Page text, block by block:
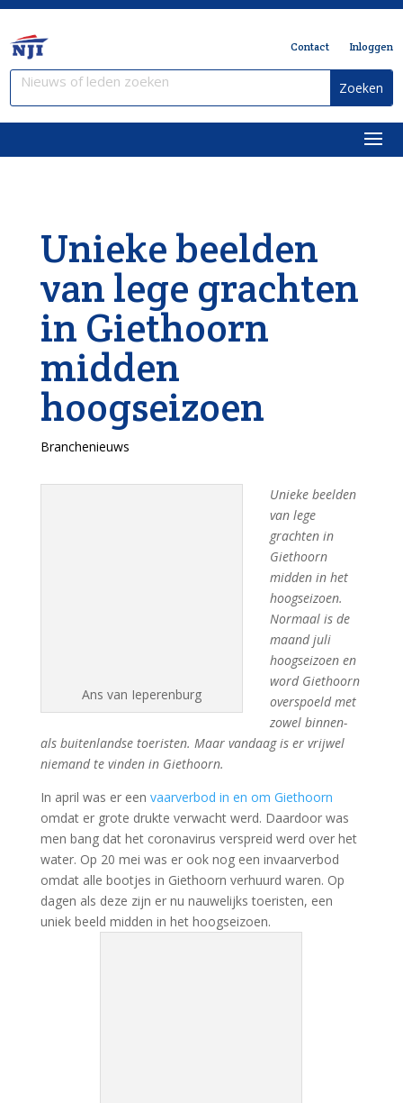
Contact Inloggen
Unieke beelden
van lege grachten
in Giethoorn
midden
hoogseizoen
Branchenieuws
Ans van Ieperenburg
Unieke beelden
van lege
grachten in
Giethoorn
midden in het
hoogseizoen.
Normaal is de
maand juli
hoogseizoen en
word Giethoorn
overspoeld met
zowel binnen-
als buitenlandse toeristen. Maar vandaag is er vrijwel
niemand te vinden in Giethoorn.
In april was er een vaarverbod in en om Giethoorn
omdat er grote drukte verwacht werd. Daardoor was
men bang dat het coronavirus verspreid werd over het
water. Op 20 mei was er ook nog een invaarverbod
omdat alle bootjes in Giethoorn verhuurd waren. Op
dagen als deze zijn er nu nauwelijks toeristen, een
uniek beeld midden in het hoogseizoen.